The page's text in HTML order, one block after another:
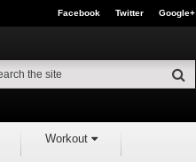
Facebook Twitter Google+
Workout